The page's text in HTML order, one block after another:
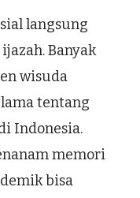
langsung
Banyak
wisuda
tentang
Indonesia.
memori
bisa